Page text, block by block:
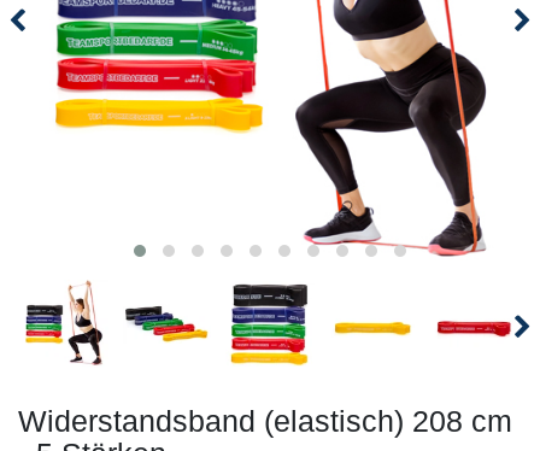
Widerstandsband (elastisch) 208 cm